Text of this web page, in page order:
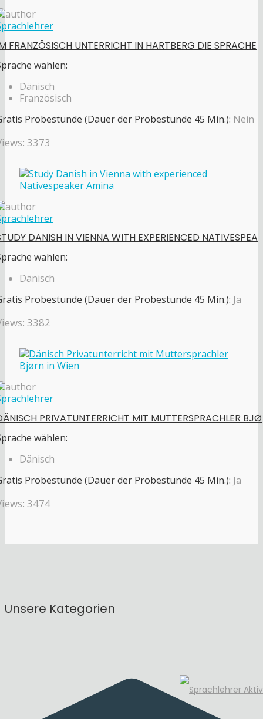
FRANZÖSISCH UNTERRICHT IN HARTBERG DIE SPRACHE
wählen:
Dänisch
Französisch
Probestunde (Dauer der Probestunde 45 Min.): Nein
3373
DANISH IN VIENNA WITH EXPERIENCED NATIVESPEA
wählen:
Dänisch
Probestunde (Dauer der Probestunde 45 Min.): Ja
3382
PRIVATUNTERRICHT MIT MUTTERSPRACHLER BJØ
wählen:
Dänisch
Probestunde (Dauer der Probestunde 45 Min.): Ja
3474
Unsere Kategorien